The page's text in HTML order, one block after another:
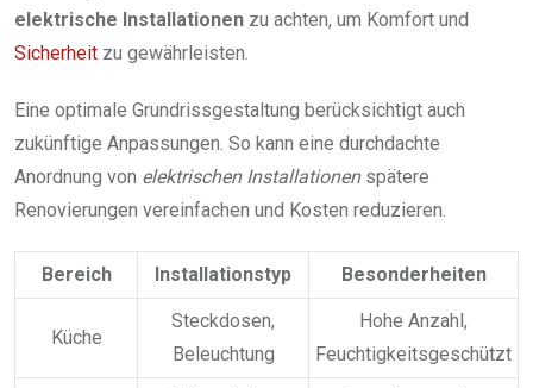
elektrische Installationen zu achten, um Komfort und
Sicherheit zu gewährleisten.
Eine optimale Grundrissgestaltung berücksichtigt auch
zukünftige Anpassungen. So kann eine durchdachte
Anordnung von elektrischen Installationenspätere
Renovierungen vereinfachen und Kosten reduzieren.
Bereich Installationstyp Besonderheiten
Küche
Steckdosen,
Beleuchtung
Hohe Anzahl,
Feuchtigkeitsgeschützt